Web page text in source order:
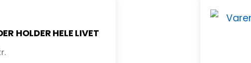
HOLDER HELE LIVET